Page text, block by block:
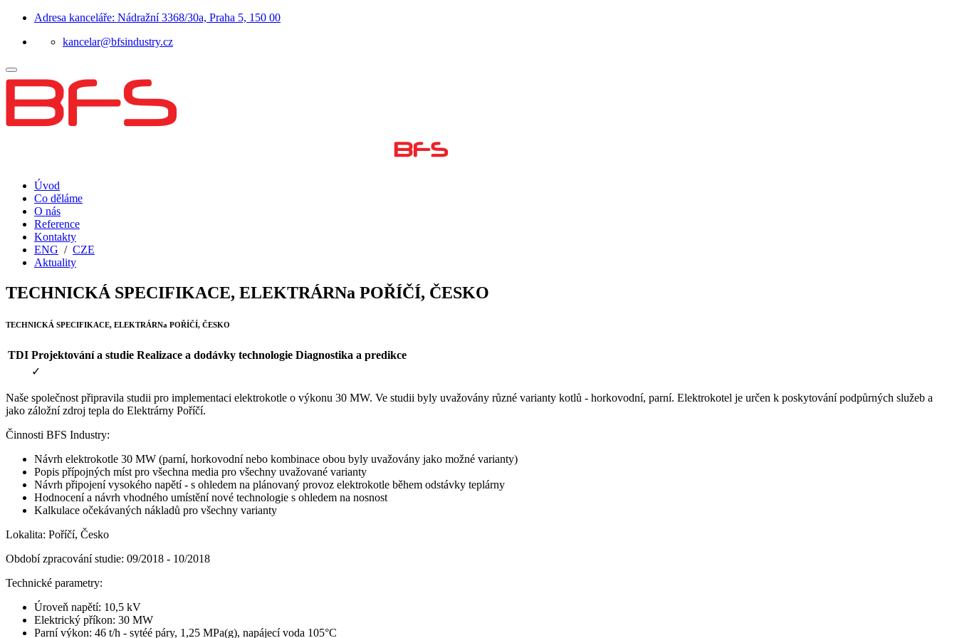
Adresa kanceláře: Nádražní 3368/30a, Praha 5, 150 00
kancelar@bfsindustry.cz
Úvod
Co děláme
O nás
Reference
Kontakty
ENG / CZE
Aktuality
TECHNICKÁ SPECIFIKACE, ELEKTRÁRNa POŘÍČÍ, ČESKO
TECHNICKÁ SPECIFIKACE, ELEKTRÁRNa POŘÍČÍ, ČESKO
TDI Projektování a studie Realizace a dodávky technologie Diagnostika a predikce
✓
Naše společnost připravila studii pro implementaci elektrokotle o výkonu 30 MW. Ve studii byly uvažovány různé varianty kotlů - horkovodní, parní. Elektrokotel je určen k poskytování podpůrných služeb a
jako záložní zdroj tepla do Elektrárny Poříčí.
Činnosti BFS Industry:
Návrh elektrokotle 30 MW (parní, horkovodní nebo kombinace obou byly uvažovány jako možné varianty)
Popis přípojných míst pro všechna media pro všechny uvažované varianty
Návrh připojení vysokého napětí - s ohledem na plánovaný provoz elektrokotle během odstávky teplárny
Hodnocení a návrh vhodného umístění nové technologie s ohledem na nosnost
Kalkulace očekávaných nákladů pro všechny varianty
Lokalita: Poříčí, Česko
Období zpracování studie: 09/2018 - 10/2018
Technické parametry:
Úroveň napětí: 10,5 kV
Elektrický příkon: 30 MW
Parní výkon: 46 t/h - sytéé páry, 1,25 MPa(g), napájecí voda 105°C